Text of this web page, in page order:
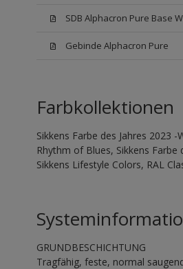
SDB Alphacron Pure Base
Gebinde Alphacron Pure
Farbkollektionen
Sikkens Farbe des Jahres 2023
Rhythm of Blues, Sikkens Farbe
Sikkens Lifestyle Colors, RAL
GRUNDBESCHICHTUNG
Tragfähig, feste, normal